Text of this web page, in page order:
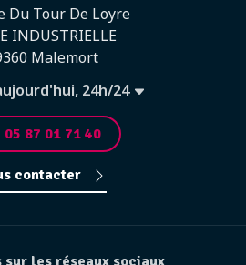
Du Tour De Loyre
INDUSTRIELLE
Malemort
24h/24
05 87 01 71 40
contacter
sur les réseaux sociaux